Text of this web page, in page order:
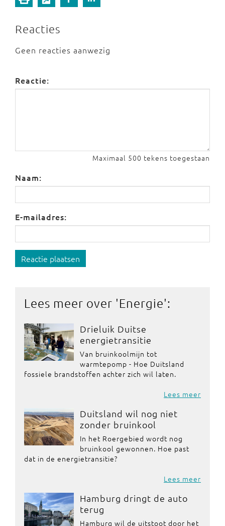
Reacties
Geen reacties aanwezig
Reactie:
Maximaal 500 tekens toegestaan
Naam:
E-mailadres:
Reactie plaatsen
Lees meer over 'Energie':
Drieluik Duitse
energietransitie
Van bruinkoolmijn tot
warmtepomp - Hoe Duitsland
fossiele brandstoffen achter zich wil laten.
Lees meer
Duitsland wil nog niet
zonder bruinkool
In het Roergebied wordt nog
bruinkool gewonnen. Hoe past
dat in de energietransitie?
Lees meer
Hamburg dringt de auto
terug
Hamburg wil de uitstoot door het